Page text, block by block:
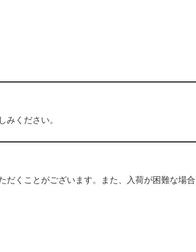
ください。
くことがございます。また、入荷が困難な場